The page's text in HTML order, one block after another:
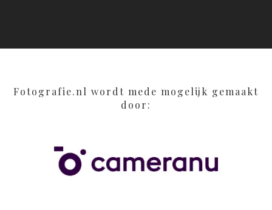
Fotografie.nl wordt mede mogelijk gemaakt
door: